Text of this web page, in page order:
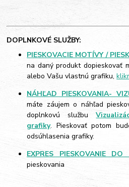
DOPLNKOVÉ SLUŽBY:
PIESKOVACIE MOTÍVY /
na daný produkt dopieskovať
alebo Vašu vlastnú grafiku,
NÁHĽAD PIESKOVANIA-
máte záujem o náhľad
doplnkovú službu
grafiky. Pieskovať potom
odsúhlasenia grafiky.
EXPRES PIESKOVANIE
pieskovania